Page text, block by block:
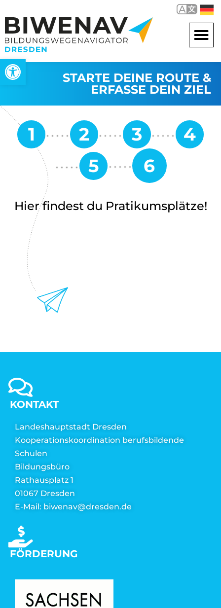
Werkzeugleiste öffnen
STARTE DEINE ROUTE &
ERFASSE DEIN ZIEL
Hier findest du Pratikumsplätze!
KONTAKT
Landeshauptstadt Dresden
Kooperationskoordination berufsbildende
Schulen
Bildungsbüro
Rathausplatz 1
01067 Dresden
E-Mail: biwenav@dresden.de
FÖRDERUNG